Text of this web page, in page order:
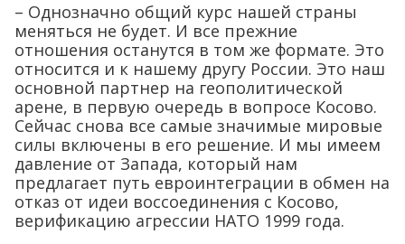
– Однозначно общий курс нашей страны
меняться не будет. И все прежние
отношения останутся в том же формате. Это
относится и к нашему другу России. Это наш
основной партнер на геополитической
арене, в первую очередь в вопросе Косово.
Сейчас снова все самые значимые мировые
силы включены в его решение. И мы имеем
давление от Запада, который нам
предлагает путь евроинтеграции в обмен на
отказ от идеи воссоединения с Косово,
верификацию агрессии НАТО 1999 года.